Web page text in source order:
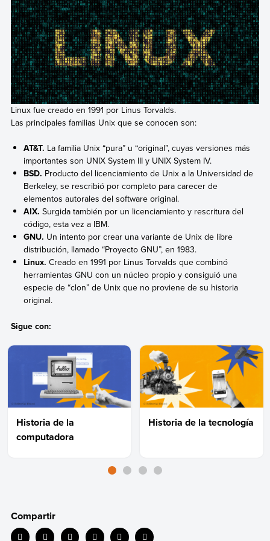
Linux fue creado en 1991 por Linus Torvalds.
Las principales familias Unix que se conocen son:
AT&T. La familia Unix “pura” u “original”, cuyas versiones más
importantes son UNIX System III y UNIX System IV.
BSD. Producto del licenciamiento de Unix a la Universidad de
Berkeley, se rescribió por completo para carecer de
elementos autorales del software original.
AIX. Surgida también por un licenciamiento y rescritura del
código, esta vez a IBM.
GNU. Un intento por crear una variante de Unix de libre
distribución, llamado “Proyecto GNU”, en 1983.
Linux. Creado en 1991 por Linus Torvalds que combinó
herramientas GNU con un núcleo propio y consiguió una
especie de “clon” de Unix que no proviene de su historia
original.
Sigue con:
Historia de la
computadora
Historia de la tecnología
Compartir